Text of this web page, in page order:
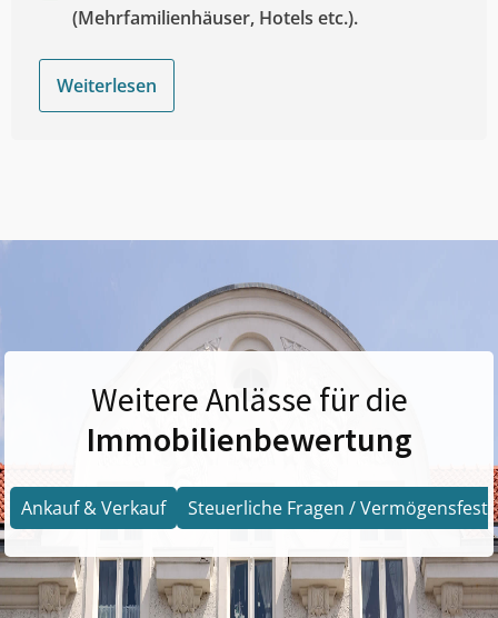
(Mehrfamilienhäuser, Hotels etc.).
Weiterlesen
Weitere Anlässe für die
Immobilienbewertung
Ankauf & Verkauf Steuerliche Fragen /